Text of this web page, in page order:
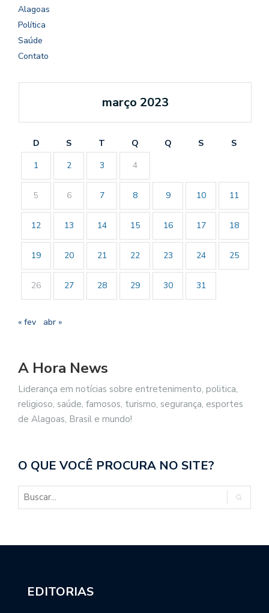
Alagoas
Política
Saúde
Contato
março 2023
D S T Q Q S
S
1
2 3 4
5 6 7 8 9 10 11
12 13 14 15 16 17 18
19 20 21 22 23 24 25
26 27 28 29 30 31
« fev abr »
A Hora News
Liderança em notícias sobre entretenimento, politica,
religioso, saúde, famosos, turismo, segurança, esportes
de Alagoas, Brasil e mundo!
O QUE VOCÊ PROCURA NO SITE?
EDITORIAS